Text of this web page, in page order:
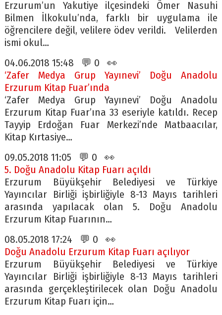
Erzurum’un Yakutiye ilçesindeki Ömer Nasuhi
Bilmen İlkokulu’nda, farklı bir uygulama ile
öğrencilere değil, velilere ödev verildi. Velilerden
ismi okul…
04.06.2018 15:48 💬 0 👀
‘Zafer Medya Grup Yayınevi’ Doğu Anadolu
Erzurum Kitap Fuar’ında
‘Zafer Medya Grup Yayınevi’ Doğu Anadolu
Erzurum Kitap Fuar’ına 33 eseriyle katıldı. Recep
Tayyip Erdoğan Fuar Merkezi’nde Matbaacılar,
Kitap Kırtasiye…
09.05.2018 11:05 💬 0 👀
5. Doğu Anadolu Kitap Fuarı açıldı
Erzurum Büyükşehir Belediyesi ve Türkiye
Yayıncılar Birliği işbirliğiyle 8-13 Mayıs tarihleri
arasında yapılacak olan 5. Doğu Anadolu
Erzurum Kitap Fuarının…
08.05.2018 17:24 💬 0 👀
Doğu Anadolu Erzurum Kitap Fuarı açılıyor
Erzurum Büyükşehir Belediyesi ve Türkiye
Yayıncılar Birliği işbirliğiyle 8-13 Mayıs tarihleri
arasında gerçekleştirilecek olan Doğu Anadolu
Erzurum Kitap Fuarı için…